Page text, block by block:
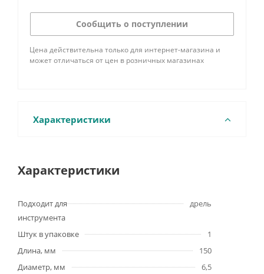
Сообщить о поступлении
Цена действительна только для интернет-магазина и
может отличаться от цен в розничных магазинах
Характеристики
Характеристики
Подходит для
инструмента
дрель
Штук в упаковке
1
Длина, мм
150
Диаметр, мм
6,5